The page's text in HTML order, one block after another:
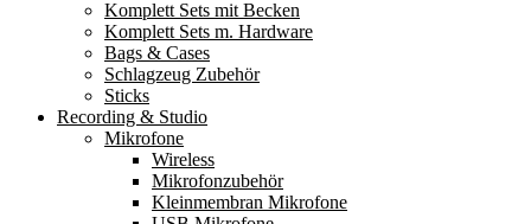
Komplett Sets mit Becken
Komplett Sets m. Hardware
Bags & Cases
Schlagzeug Zubehör
Sticks
Recording & Studio
Mikrofone
Wireless
Mikrofonzubehör
Kleinmembran Mikrofone